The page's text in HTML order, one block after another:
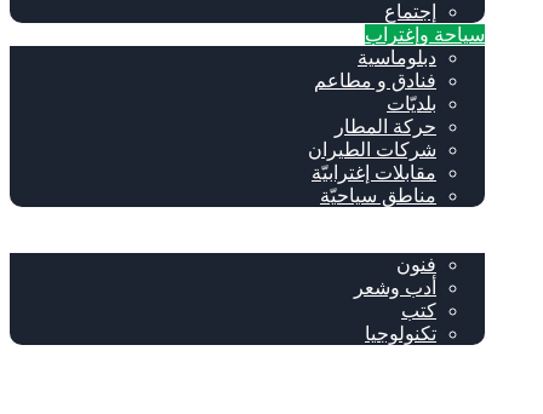
إجتماع
سياحة وإغتراب
دبلوماسية
فنادق و مطاعم
بلديّات
حركة المطار
شركات الطيران
مقابلات إغترابيّة
مناطق سياحيّة
فنون
أدب وشعر
كتب
تكنولوجيا